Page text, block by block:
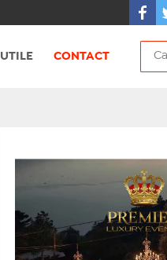
UTILE CONTACT